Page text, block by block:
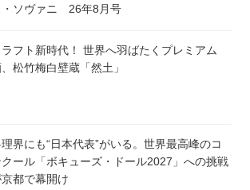
・ソヴァニ 26年8月号
ラフト新時代！ 世界へ羽ばたくプレミアム
松竹梅白壁蔵「然土」
界にも“日本代表”がいる。世界最高峰のコ
クール「ボキューズ・ドール2027」への挑戦
都で幕開け